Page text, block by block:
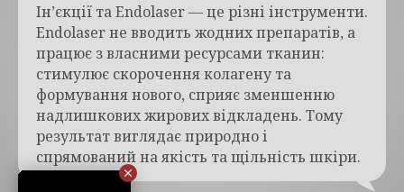
Ін’єкції та Endolaser — це різні інструменти.
Endolaser не вводить жодних препаратів, а
працює з власними ресурсами тканин:
стимулює скорочення колагену та
формування нового, сприяє зменшенню
надлишкових жирових відкладень. Тому
результат виглядає природно і
спрямований на якість та щільність шкіри.